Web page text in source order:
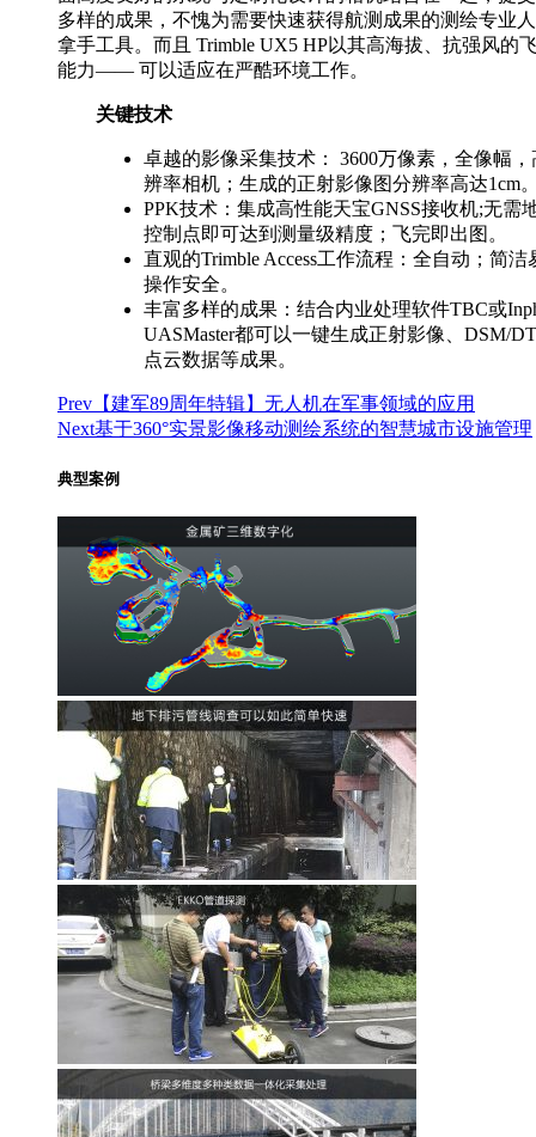
多样的成果，不愧为需要快速获得航测成果的测绘专业
拿手工具。而且 Trimble UX5 HP以其高海拔、抗强风的
能力—— 可以适应在严酷环境工作。
关键技术
卓越的影像采集技术： 3600万像素，全像幅，
辨率相机；生成的正射影像图分辨率高达1cm
PPK技术：集成高性能天宝GNSS接收机;无需
控制点即可达到测量级精度；飞完即出图。
直观的Trimble Access工作流程：全自动；简洁
操作安全。
丰富多样的成果：结合内业处理软件TBC或
UASMaster都可以一键生成正射影像、DSM/
点云数据等成果。
Prev 【建军89周年特辑】无人机在军事领域的应用
Next基于360°实景影像移动测绘系统的智慧城市设施管理
典型案例